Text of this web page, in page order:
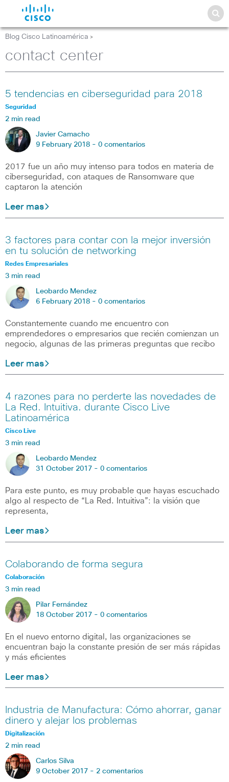
Blog Cisco Latinoamérica >
contact center
5 tendencias en ciberseguridad para 2018
Seguridad
2 min read
Javier Camacho
9 February 2018 - 0 comentarios
2017 fue un año muy intenso para todos en materia de
ciberseguridad, con ataques de Ransomware que
captaron la atención
Leer mas
3 factores para contar con la mejor inversión
en tu solución de networking
Redes Empresariales
3 min read
Leobardo Mendez
6 February 2018 - 0 comentarios
Constantemente cuando me encuentro con
emprendedores o empresarios que recién comienzan un
negocio, algunas de las primeras preguntas que recibo
Leer mas
4 razones para no perderte las novedades de
La Red. Intuitiva. durante Cisco Live
Latinoamérica
Cisco Live
3 min read
Leobardo Mendez
31 October 2017 - 0 comentarios
Para este punto, es muy probable que hayas escuchado
algo al respecto de “La Red. Intuitiva”: la visión que
representa,
Leer mas
Colaborando de forma segura
Colaboración
3 min read
Pilar Fernández
18 October 2017 - 0 comentarios
En el nuevo entorno digital, las organizaciones se
encuentran bajo la constante presión de ser más rápidas
y más eficientes
Leer mas
Industria de Manufactura: Cómo ahorrar, ganar
dinero y alejar los problemas
Digitalización
2 min read
Carlos Silva
9 October 2017 - 2 comentarios